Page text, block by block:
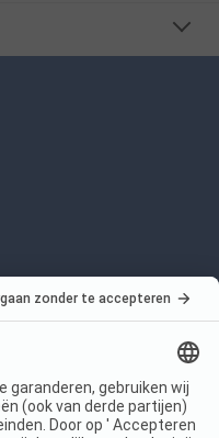
Voorwaarden